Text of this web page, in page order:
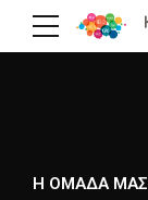
Η ΟΜΑΔΑ ΜΑΣ